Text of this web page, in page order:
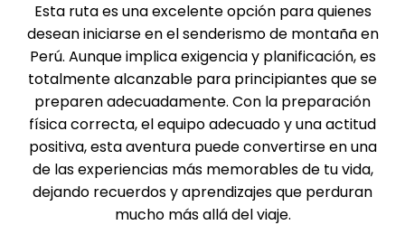
Esta ruta es una excelente opción para quienes
desean iniciarse en el senderismo de montaña en
Perú. Aunque implica exigencia y planificación, es
totalmente alcanzable para principiantes que se
preparen adecuadamente. Con la preparación
física correcta, el equipo adecuado y una actitud
positiva, esta aventura puede convertirse en una
de las experiencias más memorables de tu vida,
dejando recuerdos y aprendizajes que perduran
mucho más allá del viaje.